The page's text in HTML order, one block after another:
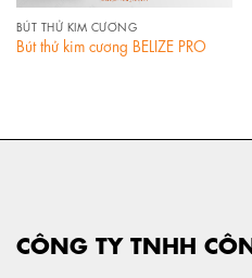
BÚT THỬ KIM CƯƠNG
Bút thử kim cương BELIZE PRO
CÔNG TY TNHH